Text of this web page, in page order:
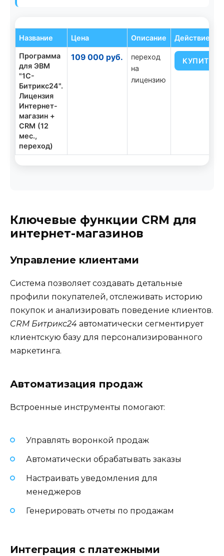
Название Цена Описание Действие
Программа
для ЭВМ
"1С-
Битрикс24".
Лицензия
Интернет-
магазин +
CRM (12
мес.,
переход)
109 000 руб.
переход
на
лицензию
КУПИТЬ
Ключевые функции CRM для
интернет-магазинов
Управление клиентами
Система позволяет создавать детальные
профили покупателей, отслеживать историю
покупок и анализировать поведение клиентов.
CRM Битрикс24 автоматически сегментирует
клиентскую базу для персонализированного
маркетинга.
Автоматизация продаж
Встроенные инструменты помогают:
Управлять воронкой продаж
Автоматически обрабатывать заказы
Настраивать уведомления для
менеджеров
Генерировать отчеты по продажам
Интеграция с платежными